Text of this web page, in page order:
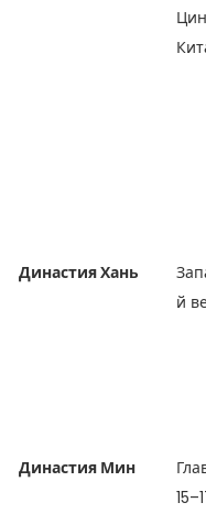
Династия Хань
й
Династия Мин